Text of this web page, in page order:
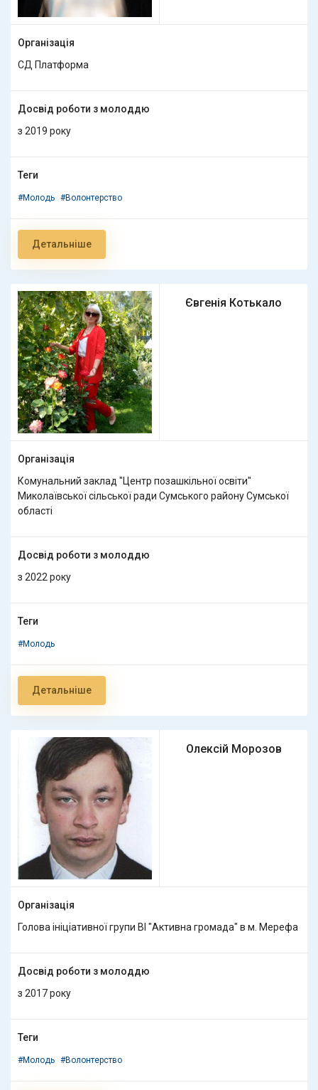
Організація
СД Платформа
Досвід роботи з молоддю
з 2019 року
Теги
#Молодь #Волонтерство
Детальніше
Євгенія Котькало
Організація
Комунальний заклад "Центр позашкільної освіти"
Миколаївської сільської ради Сумського району Сумської
області
Досвід роботи з молоддю
з 2022 року
Теги
#Молодь
Детальніше
Олексій Морозов
Організація
Голова ініціативної групи ВІ "Активна громада" в м. Мерефа
Досвід роботи з молоддю
з 2017 року
Теги
#Молодь #Волонтерство